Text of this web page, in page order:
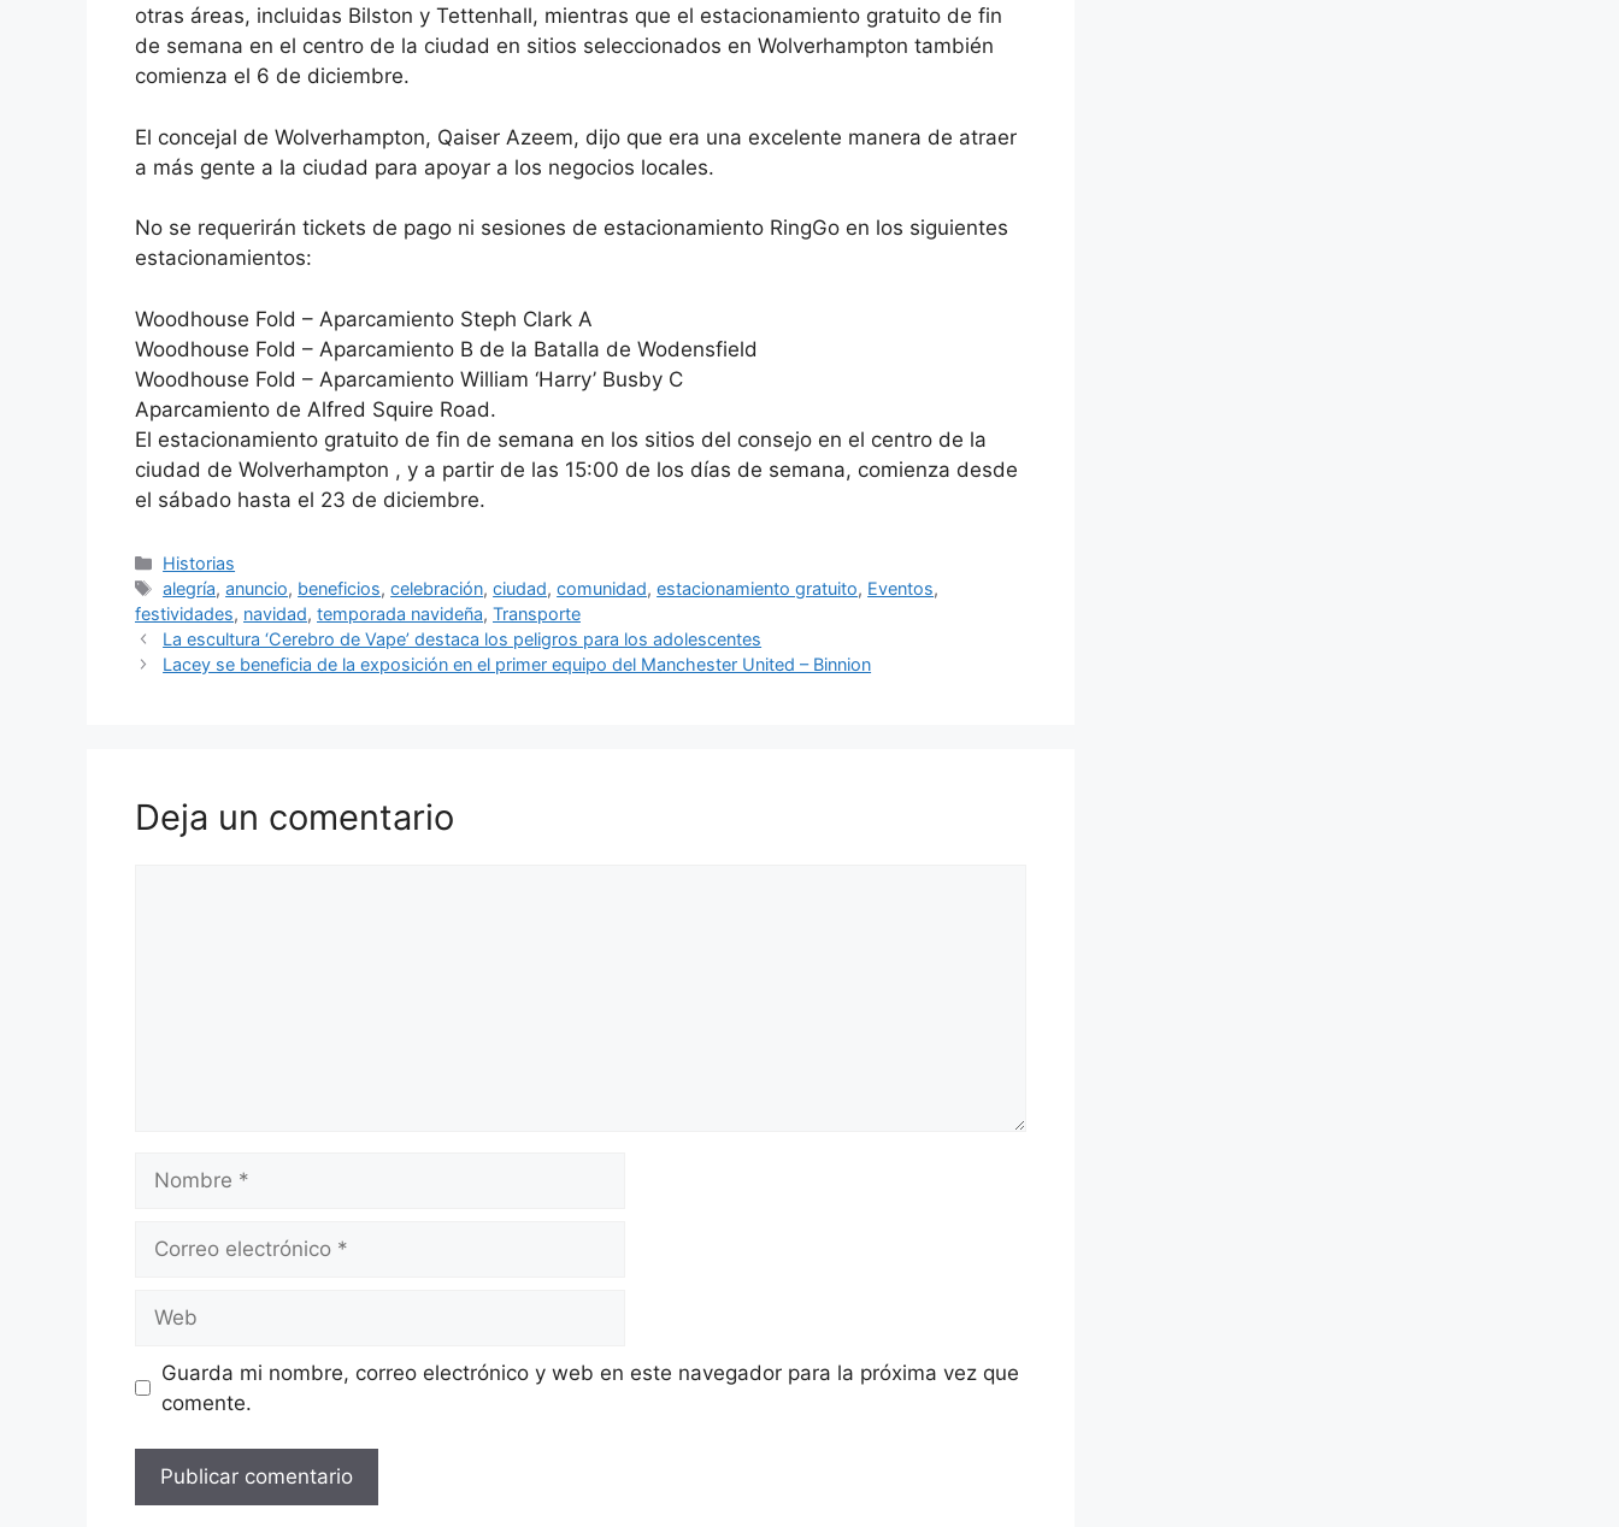
otras áreas, incluidas Bilston y Tettenhall, mientras que el estacionamiento gratuito de fin
de semana en el centro de la ciudad en sitios seleccionados en Wolverhampton también
comienza el 6 de diciembre.
El concejal de Wolverhampton, Qaiser Azeem, dijo que era una excelente manera de atraer
a más gente a la ciudad para apoyar a los negocios locales.
No se requerirán tickets de pago ni sesiones de estacionamiento RingGo en los siguientes
estacionamientos:
Woodhouse Fold – Aparcamiento Steph Clark A
Woodhouse Fold – Aparcamiento B de la Batalla de Wodensfield
Woodhouse Fold – Aparcamiento William ‘Harry’ Busby C
Aparcamiento de Alfred Squire Road.
El estacionamiento gratuito de fin de semana en los sitios del consejo en el centro de la
ciudad de Wolverhampton , y a partir de las 15:00 de los días de semana, comienza desde
el sábado hasta el 23 de diciembre.
Categorías
Historias
Etiquetas
alegría,anuncio, beneficios,celebración,ciudad,comunidad,estacionamiento gratuito, Eventos,
festividades, navidad, temporada navideña, Transporte
La escultura ‘Cerebro de Vape’ destaca los peligros para los adolescentes
Lacey se beneficia de la exposición en el primer equipo del Manchester United – Binnion
Deja un comentario
electrónico
Guarda mi nombre, correo electrónico y web en este navegador para la próxima vez que
comente.